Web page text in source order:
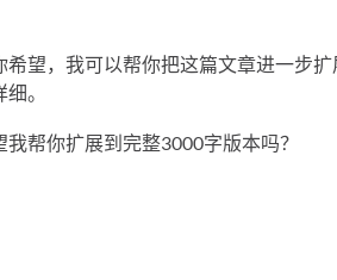
希望，我可以帮你把这篇文章进一步
。
我帮你扩展到完整3000字版本吗？